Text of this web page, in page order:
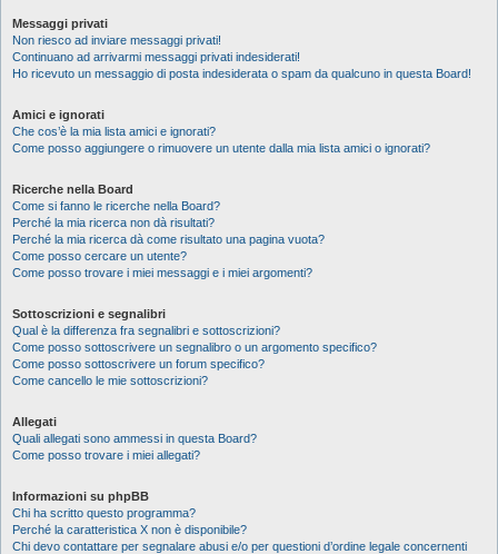
Messaggi privati
Non riesco ad inviare messaggi privati!
Continuano ad arrivarmi messaggi privati indesiderati!
Ho ricevuto un messaggio di posta indesiderata o spam da qualcuno in questa Board!
Amici e ignorati
Che cos’è la mia lista amici e ignorati?
Come posso aggiungere o rimuovere un utente dalla mia lista amici o ignorati?
Ricerche nella Board
Come si fanno le ricerche nella Board?
Perché la mia ricerca non dà risultati?
Perché la mia ricerca dà come risultato una pagina vuota?
Come posso cercare un utente?
Come posso trovare i miei messaggi e i miei argomenti?
Sottoscrizioni e segnalibri
Qual è la differenza fra segnalibri e sottoscrizioni?
Come posso sottoscrivere un segnalibro o un argomento specifico?
Come posso sottoscrivere un forum specifico?
Come cancello le mie sottoscrizioni?
Allegati
Quali allegati sono ammessi in questa Board?
Come posso trovare i miei allegati?
Informazioni su phpBB
Chi ha scritto questo programma?
Perché la caratteristica X non è disponibile?
Chi devo contattare per segnalare abusi e/o per questioni d’ordine legale concernenti